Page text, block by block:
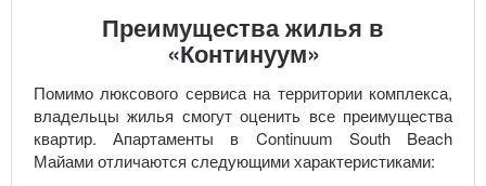
Преимущества жилья в
«Континуум»
Помимо люксового сервиса на территории комплекса,
владельцы жилья смогут оценить все преимущества
квартир. Апартаменты в Continuum South Beach
Майами отличаются следующими характеристиками: